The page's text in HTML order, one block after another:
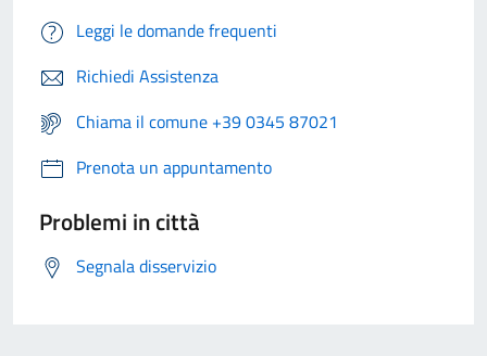
Leggi le domande frequenti
Richiedi Assistenza
Chiama il comune +39 0345 87021
Prenota un appuntamento
Problemi in città
Segnala disservizio